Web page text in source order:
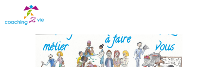
chez
vous
à faire
Coaching
métier